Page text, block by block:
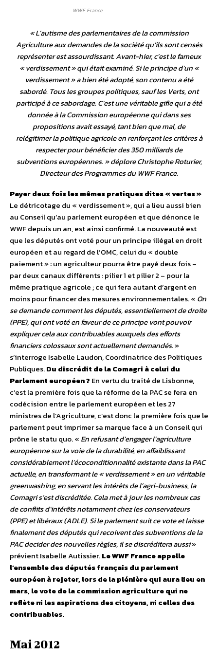
WWF France
«L’autisme des parlementaires de la commission
Agriculture aux demandes de la société qu’ils sont censés
représenter est assourdissant. Avant-hier, c’est le fameux
« verdissement » qui était examiné. Si le principe d’un «
verdissement » a bien été adopté, son contenu a été
sabordé. Tous les groupes politiques, sauf les Verts, ont
participé à ce sabordage. C’est une véritable gifle qui a été
donnée à la Commission européenne qui dans ses
propositions avait essayé, tant bien que mal, de
relégitimer la politique agricole en renforçant les critères à
respecter pour bénéficier des 350 milliards de
subventions européennes.» déplore Christophe Roturier,
Directeur des Programmes du WWF France.
Payer deux fois les mêmes pratiques dites « vertes »
Le détricotage du « verdissement », qui a lieu aussi bien
au Conseil qu’au parlement européen et que dénonce le
WWF depuis un an, est ainsi confirmé. La nouveauté est
que les députés ont voté pour un principe illégal en droit
européen et au regard de l’OMC, celui du « double
paiement » : un agriculteur pourra être payé deux fois –
par deux canaux différents : pilier 1 et pilier 2 – pour la
même pratique agricole ; ce qui fera autant d’argent en
moins pour financer des mesures environnementales. « On
se demande comment les députés, essentiellement de droite
(PPE), qui ont voté en faveur de ce principe vont pouvoir
expliquer cela aux contribuables auxquels des efforts
financiers colossaux sont actuellement demandés. »
s’interroge Isabelle Laudon, Coordinatrice des Politiques
Publiques.Du discrédit de la Comagri à celui du
Parlement européen ? En vertu du traité de Lisbonne,
c’est la première fois que la réforme de la PAC se fera en
codécision entre le parlement européen et les 27
ministres de l’Agriculture, c’est donc la première fois que le
parlement peut imprimer sa marque face à un Conseil qui
prône le statu quo. « En refusant d’engager l’agriculture
européenne sur la voie de la durabilité, en affaiblissant
considérablement l’écoconditionnalité existante dans la PAC
actuelle, en transformant le « verdissement » en un véritable
greenwashing, en servant les intérêts de l’agri-business, la
Comagri s’est discréditée. Cela met à jour les nombreux cas
de conflits d’intérêts notamment chez les conservateurs
(PPE) et libéraux (ADLE). Si le parlement suit ce vote et laisse
finalement des députés qui recoivent des subventions de la
PAC decider des nouvelles règles, il se discréditera aussi»
prévient Isabelle Autissier.Le WWF France appelle
l’ensemble des députés français du parlement
européen à rejeter, lors de la plénière qui aura lieu en
mars, le vote de la commission agriculture qui ne
reflète ni les aspirations des citoyens, ni celles des
contribuables.
Mai 2012